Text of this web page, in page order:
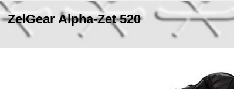
ZelGear Alpha-Zet 520